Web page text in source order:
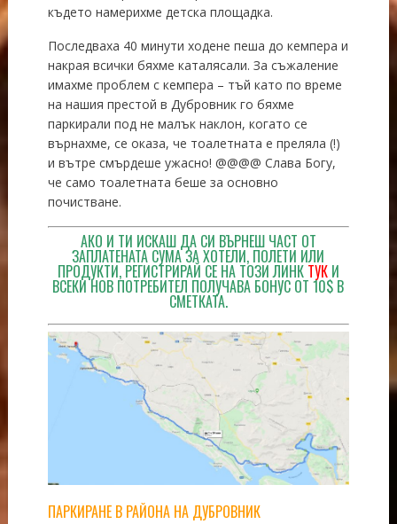
където намерихме детска площадка.
Последваха 40 минути ходене пеша до кемпера и
накрая всички бяхме каталясали. За съжаление
имахме проблем с кемпера – тъй като по време
на нашия престой в Дубровник го бяхме
паркирали под не малък наклон, когато се
върнахме, се оказа, че тоалетната е преляла (!)
и вътре смърдеше ужасно! @@@@ Слава Богу,
че само тоалетната беше за основно
почистване.
АКО И ТИ ИСКАШ ДА СИ ВЪРНЕШ ЧАСТ ОТ
ЗАПЛАТЕНАТА СУМА ЗА ХОТЕЛИ, ПОЛЕТИ ИЛИ
ПРОДУКТИ, РЕГИСТРИРАЙ СЕ НА ТОЗИ ЛИНК ТУК И
ВСЕКИ НОВ ПОТРЕБИТЕЛ ПОЛУЧАВА БОНУС ОТ 10$ В
СМЕТКАТА.
ПАРКИРАНЕ В РАЙОНА НА ДУБРОВНИК